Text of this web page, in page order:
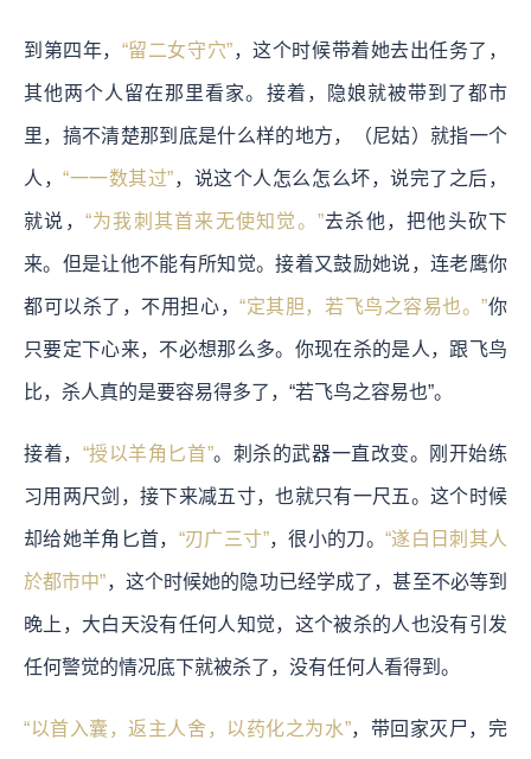
到第四年， “留二女守穴”，这个时候带着她去出任务了，
其他两个人留在那里看家。接着，隐娘就被带到了都市
里，搞不清楚那到底是什么样的地方，（尼姑）就指一个
人，“一一数其过”，说这个人怎么怎么坏，说完了之后，
就说， “为我刺其首来无使知觉。”去杀他，把他头砍下
来。但是让他不能有所知觉。接着又鼓励她说，连老鹰你
都可以杀了，不用担心，“定其胆，若飞鸟之容易也。”你
只要定下心来，不必想那么多。你现在杀的是人，跟飞鸟
比，杀人真的是要容易得多了，“若飞鸟之容易也”。
接着， “授以羊角匕首”。刺杀的武器一直改变。刚开始练
习用两尺剑，接下来减五寸，也就只有一尺五。这个时候
却给她羊角匕首， “刃广三寸”，很小的刀。 “遂白日刺其人
於都市中”，这个时候她的隐功已经学成了，甚至不必等到
晚上，大白天没有任何人知觉，这个被杀的人也没有引发
任何警觉的情况底下就被杀了，没有任何人看得到。
“以首入囊，返主人舍，以药化之为水”，带回家灭尸，完